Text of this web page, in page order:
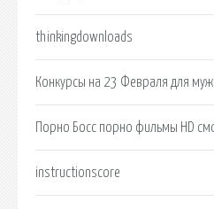
thinkingdownloads
Конкурсы на 23 Февраля для
Порно Босс порно фильмы HD
instructionscore